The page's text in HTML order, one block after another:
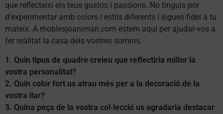
que reflecteixi els teus gustos i passions. No tinguis por
d’experimentar amb colors i estils diferents i sigues fidel a tu
mateix. A moblesjoanimari.com estem aquí per ajudar-vos a
fer realitat la casa dels vostres somnis.
1. Quin tipus de quadre creieu que reflectiria millor la
vostra personalitat?
2. Quin color fort us atrau més per a la decoració de la
vostra llar?
3. Quina peça de la vostra col·lecció us agradaria destacar